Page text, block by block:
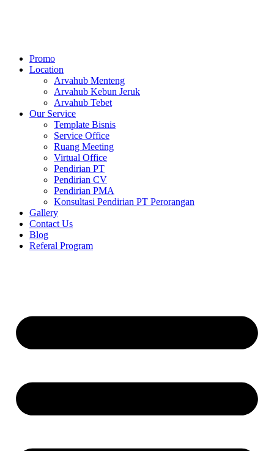
Promo
Location
Arvahub Menteng
Arvahub Kebun Jeruk
Arvahub Tebet
Our Service
Template Bisnis
Service Office
Ruang Meeting
Virtual Office
Pendirian PT
Pendirian CV
Pendirian PMA
Konsultasi Pendirian PT Perorangan
Gallery
Contact Us
Blog
Referal Program